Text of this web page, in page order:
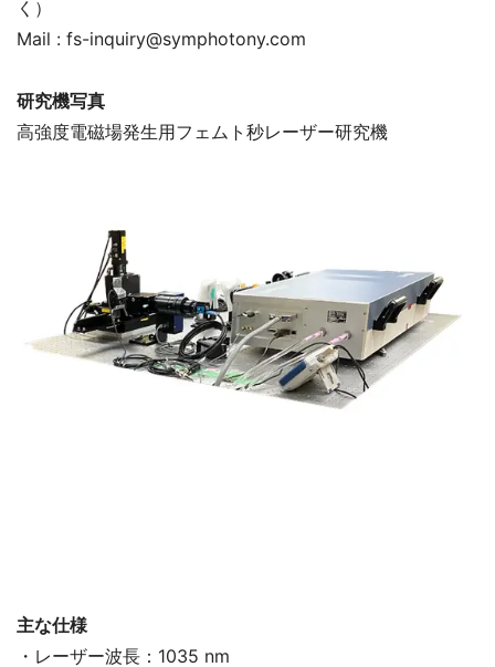
く）
Mail : fs-inquiry@symphotony.com
研究機写真
高強度電磁場発生用フェムト秒レーザー研究機
主な仕様
・レーザー波長：1035 nm